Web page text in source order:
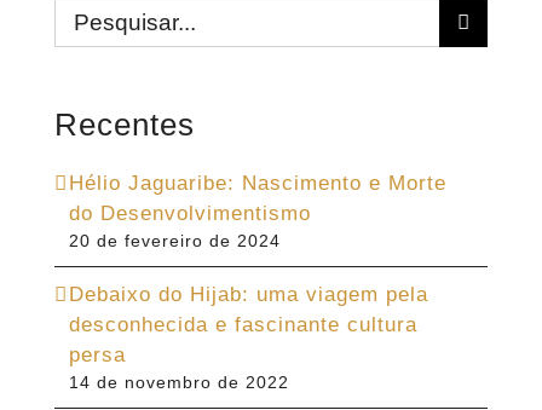
Buscar
resultados
Recentes
Hélio Jaguaribe: Nascimento e Morte
do Desenvolvimentismo
20 de fevereiro de 2024
Debaixo do Hijab: uma viagem pela
desconhecida e fascinante cultura
persa
14 de novembro de 2022